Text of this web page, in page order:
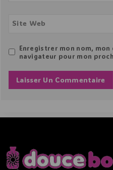
Site Web
Enregistrer mon nom,
navigateur pour mon